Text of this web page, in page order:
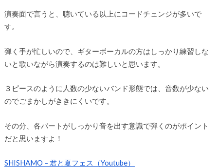
演奏面で言うと、聴いている以上にコードチェンジが多いで
す。
弾く手が忙しいので、ギターボーカルの方はしっかり練習しな
いと歌いながら演奏するのは難しいと思います。
３ピースのように人数の少ないバンド形態では、音数が少ない
のでごまかしがききにくいです。
その分、各パートがしっかり音を出す意識で弾くのがポイント
だと思いますよ！
SHISHAMO – 君と夏フェス（Youtube）